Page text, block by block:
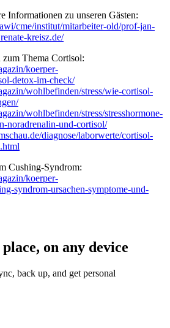
Informationen zu unseren Gästen:
cme/institut/mitarbeiter-old/prof-jan-
kreisz.de/
zum Thema Cortisol:
koerper-
detox-im-check/
wohlbefinden/stress/wie-cortisol-
wohlbefinden/stress/stresshormone-
noradrenalin-und-cortisol/
diagnose/laborwerte/cortisol-
Cushing-Syndrom:
koerper-
syndrom-ursachen-symptome-und-
on any device
back up, and get personal